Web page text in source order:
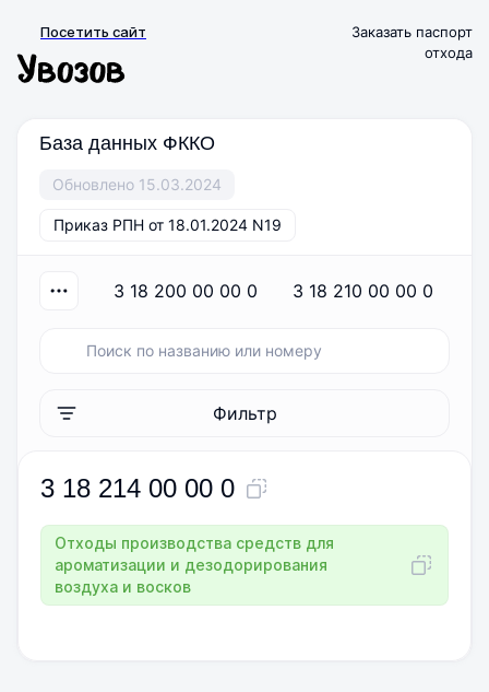
Посетить сайт
Заказать паспорт
отхода
База данных ФККО
Обновлено 15.03.2024
Приказ РПН от 18.01.2024 N19
3 18 200 00 00 0 3 18 210 00 00 0
Фильтр
3 18 214 00 00 0
Отходы производства средств для
ароматизации и дезодорирования
воздуха и восков